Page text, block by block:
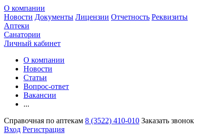
О компании
Новости Документы Лицензии Отчетность Реквизиты
Аптеки
Санатории
Личный кабинет
О компании
Новости
Статьи
Вопрос-ответ
Вакансии
...
Справочная по аптекам 8 (3522) 410-010 Заказать звонок
Вход Регистрация